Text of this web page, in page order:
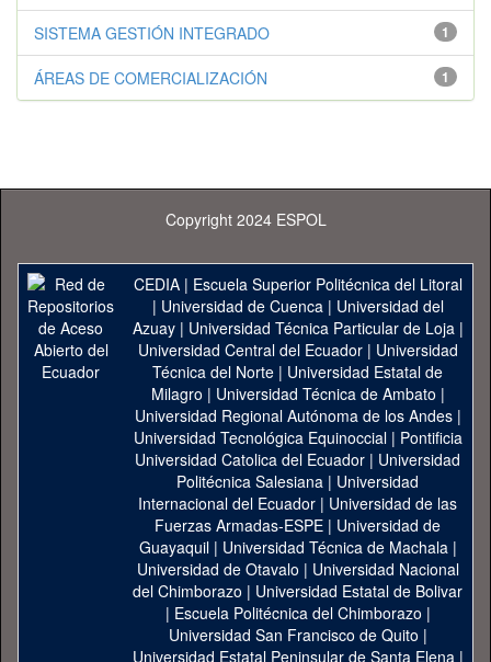
1
SISTEMA GESTIÓN INTEGRADO
1
ÁREAS DE COMERCIALIZACIÓN
Copyright 2024 ESPOL
CEDIA| Escuela Superior Politécnica del Litoral
| Universidad de Cuenca| Universidad del
Azuay| Universidad Técnica Particular de Loja|
Universidad Central del Ecuador| Universidad
Técnica del Norte | Universidad Estatal de
Milagro | Universidad Técnica de Ambato |
Universidad Regional Autónoma de los Andes|
Universidad Tecnológica Equinoccial| Pontificia
Universidad Catolica del Ecuador | Universidad
Politécnica Salesiana | Universidad
Internacional del Ecuador | Universidad de las
Fuerzas Armadas-ESPE | Universidad de
Guayaquil| Universidad Técnica de Machala|
Universidad de Otavalo | Universidad Nacional
del Chimborazo | Universidad Estatal de Bolivar
| Escuela Politécnica del Chimborazo |
Universidad San Francisco de Quito |
Universidad Estatal Peninsular de Santa Elena |